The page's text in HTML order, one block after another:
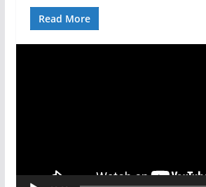
Read More
e